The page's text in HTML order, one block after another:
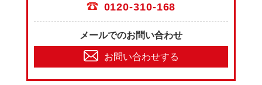
0120-310-168
メールでのお問い合わせ
お問い合わせする